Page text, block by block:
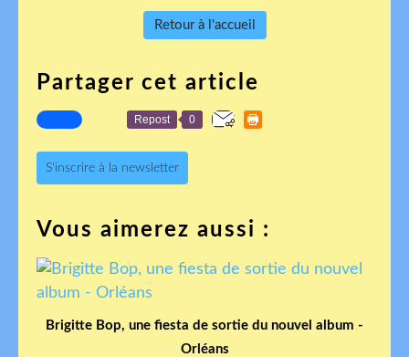
Retour à l'accueil
Partager cet article
Repost 0
S'inscrire à la newsletter
Vous aimerez aussi :
Brigitte Bop, une fiesta de sortie du nouvel album -
Orléans